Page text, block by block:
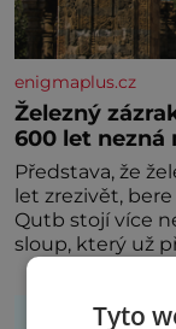
enigmaplus.cz
Železný
600 let nezná
Představa, že
let zrezivět,
Qutb stojí více
sloup, který už
Tyto